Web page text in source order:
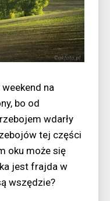
na
bo od
wdarły
tej części
oku może się
jest frajda w
wszędzie?